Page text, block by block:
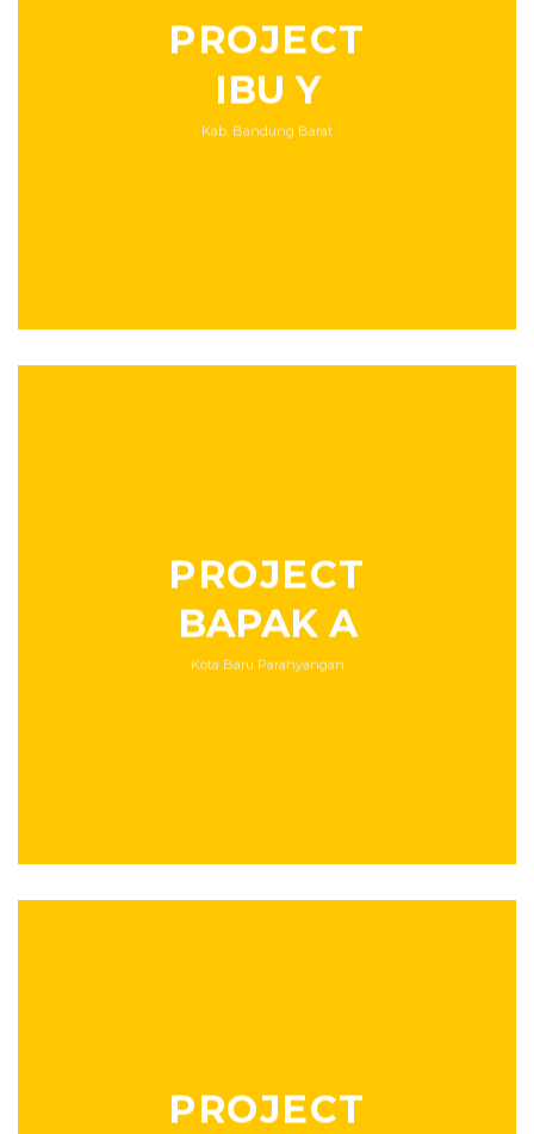
PROJECT
IBU Y
Kab. Bandung Barat
PROJECT
BAPAK A
Kota Baru Parahyangan
PROJECT